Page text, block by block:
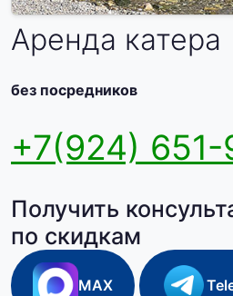
Аренда катера
без посредников
+7(924) 651-
Получить
по скидкам
MAX